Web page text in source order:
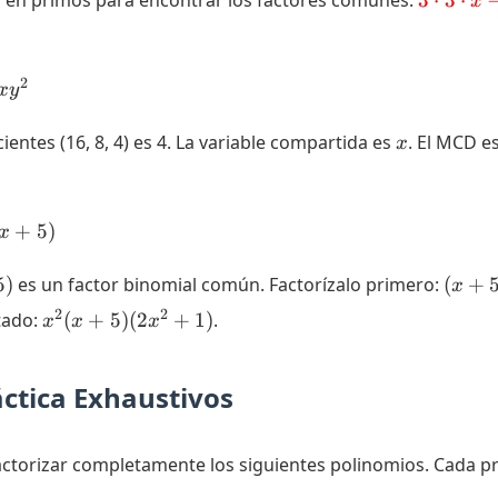
y2
(16, 8, 4) es 4. La variable compartida es x
x. El MCD es
+ 5)
) es un factor binomial común. Factorízalo primero: (x +
5)
(x + 5
x^2(x
+ 5)
+ 1)
x2(x + 5)(2x2 + 1).
Exhaustivos
completamente los siguientes polinomios. Cada